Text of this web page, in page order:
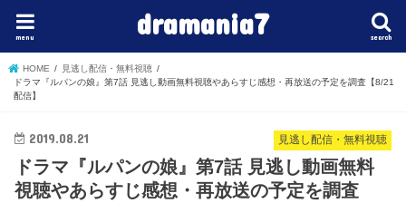
dramania7 search
menu
HOME
見逃し配信・無料視聴
ドラマ『ルパンの娘』第7話 見逃し動画無料視聴やあらすじ感想・再放送の予定を調査【8/21
配信】
見逃し配信・無料視聴
2019.08.21
ドラマ『ルパンの娘』第7話 見逃し動画無料
視聴やあらすじ感想・再放送の予定を調査